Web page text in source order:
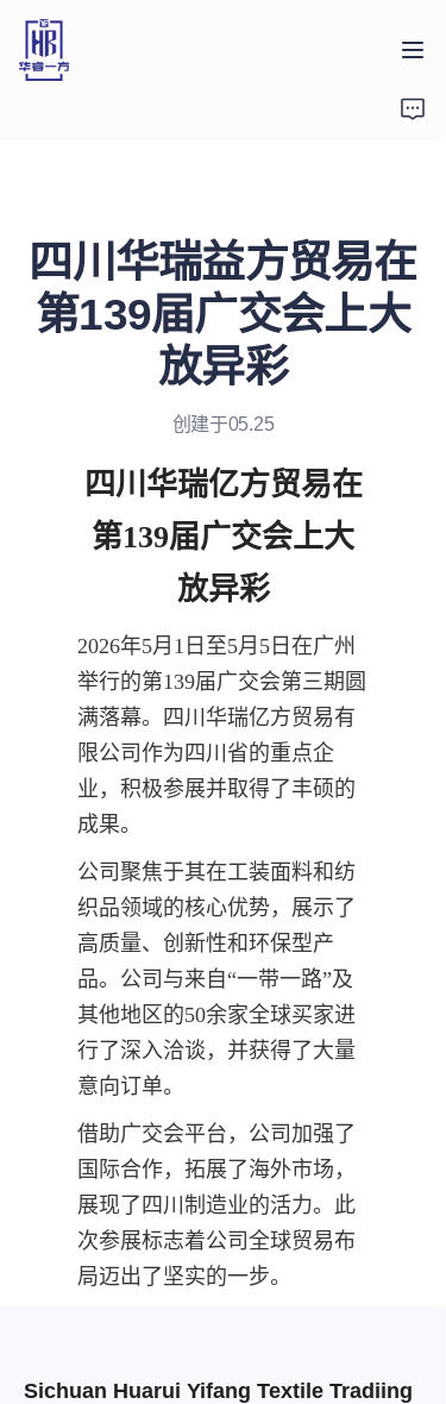
四川华瑞益方贸易在
第139届广交会上大
放异彩
创建于05.25
四川华瑞亿方贸易在
第139届广交会上大
放异彩
2026年5月1日至5月5日在广州
举行的第139届广交会第三期圆
满落幕。四川华瑞亿方贸易有
限公司作为四川省的重点企
业，积极参展并取得了丰硕的
成果。
公司聚焦于其在工装面料和纺
织品领域的核心优势，展示了
高质量、创新性和环保型产
品。公司与来自“一带一路”及
其他地区的50余家全球买家进
行了深入洽谈，并获得了大量
意向订单。
借助广交会平台，公司加强了
国际合作，拓展了海外市场，
展现了四川制造业的活力。此
次参展标志着公司全球贸易布
局迈出了坚实的一步。
Sichuan Huarui Yifang Textile Tradiing
关于我们
新闻